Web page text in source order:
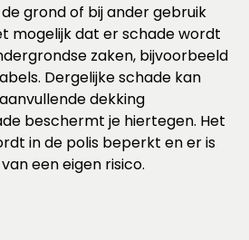
grond of bij ander gebruik
mogelijk dat er schade wordt
zaken, bijvoorbeeld
Dergelijke schade kan
dekking
beschermt je hiertegen. Het
in de polis beperkt en er is
een eigen risico.